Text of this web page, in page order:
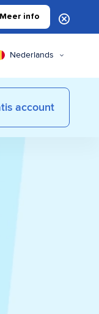
Meer info
Nederlands
account